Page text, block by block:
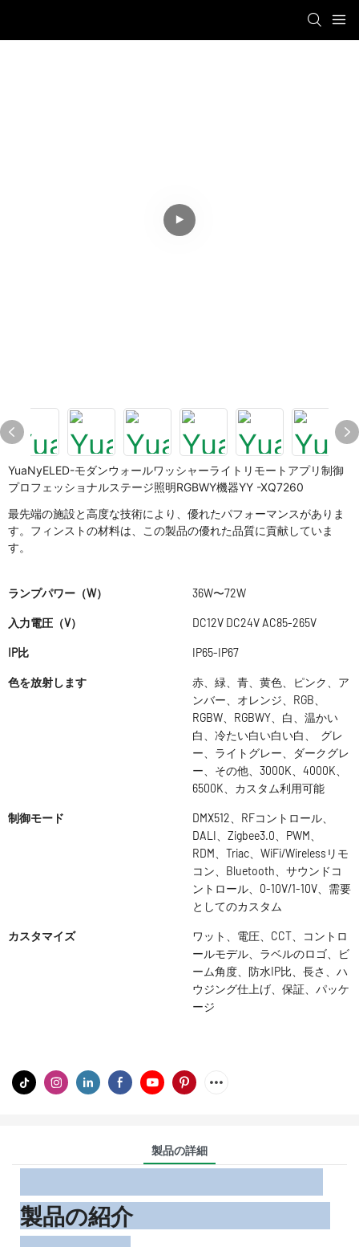
YuaNyELED-モダンウォールワッシャーライトリモートアプリ制御
プロフェッショナルステージ照明RGBWY機器YY -XQ7260
最先端の施設と高度な技術により、優れたパフォーマンスがありま
す。フィンストの材料は、この製品の優れた品質に貢献していま
す。
ランプパワー（W） 36W〜72W
入力電圧（V） DC12V DC24V AC85-265V
IP比 IP65-IP67
色を放射します
赤、緑、青、黄色、ピンク、ア
ンバー、オレンジ、RGB、
RGBW、RGBWY、白、温かい
白、冷たい白い白い白、 グレ
ー、ライトグレー、ダークグレ
ー、その他、3000K、4000K、
6500K、カスタム利用可能
制御モード
DMX512、RFコントロール、
DALI、Zigbee3.0、PWM、
RDM、Triac、WiFi/Wirelessリモ
コン、Bluetooth、サウンドコ
ントロール、0-10V/1-10V、需要
としてのカスタム
カスタマイズ
ワット、電圧、CCT、コントロ
ールモデル、ラベルのロゴ、ビ
ーム角度、防水IP比、長さ、ハ
ウジング仕上げ、保証、パッケ
ージ
製品の詳細
製品の紹介